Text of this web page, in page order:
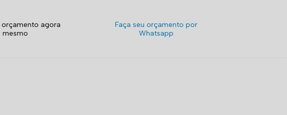
orçamento agora
mesmo
Faça seu orçamento por
Whatsapp